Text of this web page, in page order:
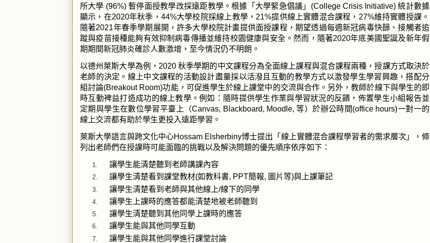
所大學 (96%)暫停面授教學改採遠距教學。根據「大學緊急倡議」 (College Crisis Initiative)統計數據
顯示，在2020年秋季， 44%大學校院採線上教學， 21%提供線上實體混合課程， 27%維持實體授課。
隨著2021年春季學期展開，許多大學校院計畫提供面授課程，期望透過每週新冠病毒快篩、接觸者追
蹤與疫苗接種能夠有效抑制病毒傳播並維持校園健康與安全。然而，隨著2020年底美國聖誕及新年假
期期間新冠肺炎確診人數激增，至今情況仍不明朗。
以德州萊斯大學為例， 2020秋季學期的中文課程分為全面線上課程與混合課程兩種，授課方式取決於
老師的決定。線上中文課程的活動設計盡量採以活潑且互動的教學方式以激發學生學習興趣，搭配分
組討論(Breakout Room)功能，可促進學生於線上課堂中的交流與合作。另外，教師於線下與學生的即
時互動裨益打造成功的線上教學。例如：隨時提供學生作業與學習狀況的反饋，佈置學生小組報告並
定期與學生在數位學習平臺上（Canvas, Blackboard, Moodle,等）於辦公時間(office hours)一對一的
線上交流都有助於學生更投入遠距學習。
萊斯大學語言與跨文化中心Hossam Elsherbiny博士提出「線上實體混合課程學習者的需求層次」，條
列出老師們在授課時可能面臨的挑戰以及解決問題的優先順序依序如下：
讓學生能清楚聽到老師講課內容
讓學生清楚看到課堂教材(如教科書, PPT簡報, 圖片等)與上課筆記
讓學生清楚看到老師與其他線上/線下的同學
讓學生上課時的應答都能清楚地被老師聽到
讓學生清楚聽到其他同學上課時的應答
讓學生能與其他同學互動
讓學生能與其他同學進行課堂討論